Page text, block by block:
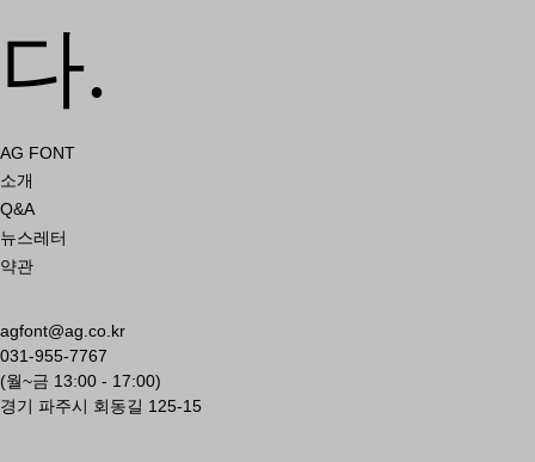
다.
AG FONT
소개
Q&A
뉴스레터
약관
agfont@ag.co.kr
031-955-7767
(월~금 13:00 - 17:00)
경기 파주시 회동길 125-15